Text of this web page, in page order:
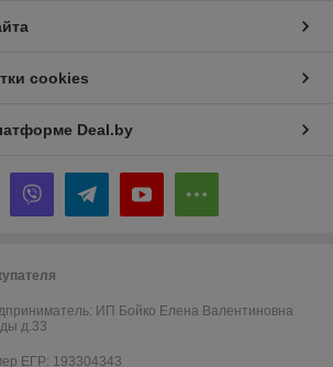
cookies
Deal.by
ИП Бойко Елена Валентиновна
д.33
ЕГР: 193304343